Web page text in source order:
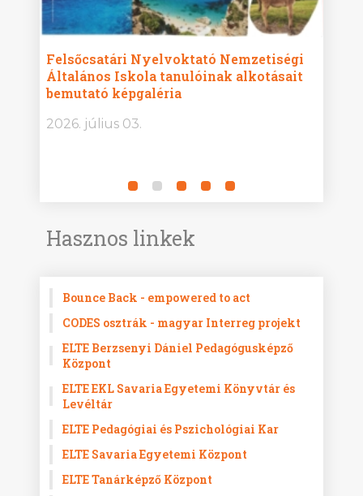
Felsőcsatári Nyelvoktató Nemzetiségi
Általános Iskola tanulóinak alkotásait
bemutató képgaléria
2026. július 03.
Hasznos linkek
Bounce Back - empowered to act
CODES osztrák - magyar Interreg projekt
ELTE Berzsenyi Dániel Pedagógusképző
Központ
ELTE EKL Savaria Egyetemi Könyvtár és
Levéltár
ELTE Pedagógiai és Pszichológiai Kar
ELTE Savaria Egyetemi Központ
ELTE Tanárképző Központ